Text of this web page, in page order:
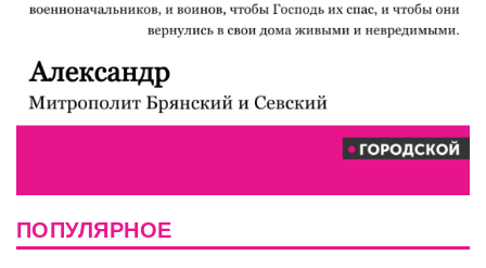
ПОПУЛЯРНОЕ